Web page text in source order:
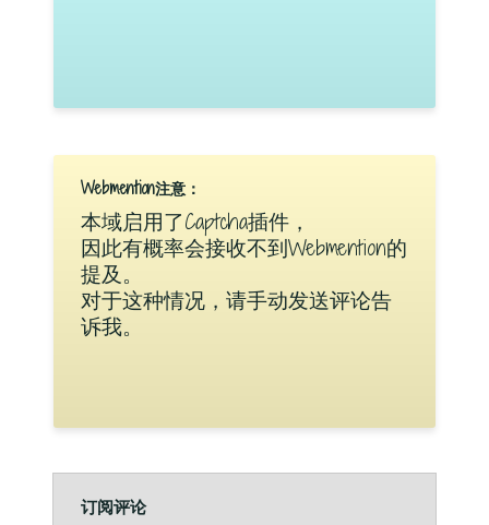
Webmention注意：
本域启用了Captcha插件，
因此有概率会接收不到Webmention的
提及。
对于这种情况，请手动发送评论告
诉我。
订阅评论